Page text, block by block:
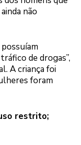
não
de drogas”,
A criança foi
foram
restrito;